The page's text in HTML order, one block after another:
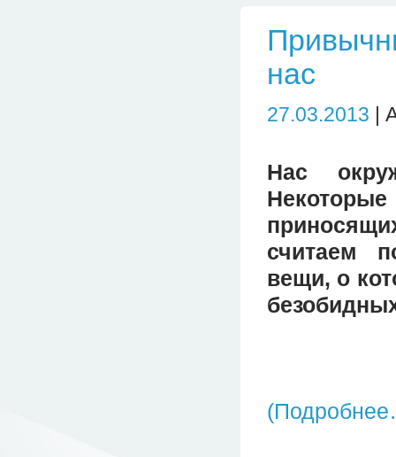
нас
27.03.2013 |
Нас
считаем
вещи, о